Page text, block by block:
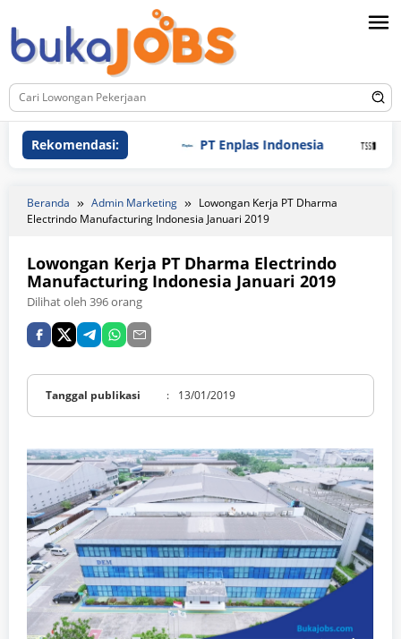
ke
konten
Rekomendasi: PT Enplas Indonesia PT Tri
Beranda Admin Marketing
Lowongan Kerja PT Dharma
Electrindo Manufacturing Indonesia Januari 2019
Lowongan Kerja PT Dharma Electrindo
Manufacturing Indonesia Januari 2019
Dilihat oleh 396 orang
Tanggal publikasi : 13/01/2019